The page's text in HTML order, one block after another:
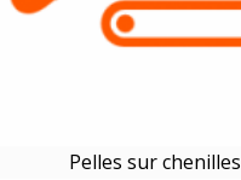
Pelles sur chenilles